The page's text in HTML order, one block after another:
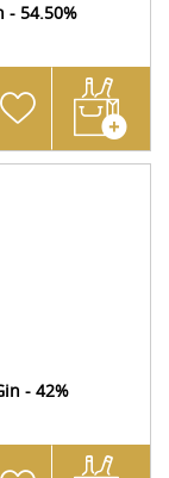
- 54.50%
- 42%